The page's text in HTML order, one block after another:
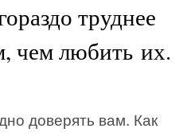
труднее
чем любить их.
доверять вам. Как